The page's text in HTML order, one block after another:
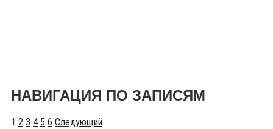
НАВИГАЦИЯ ПО ЗАПИСЯМ
1 2 3 4 5 6 Следующий